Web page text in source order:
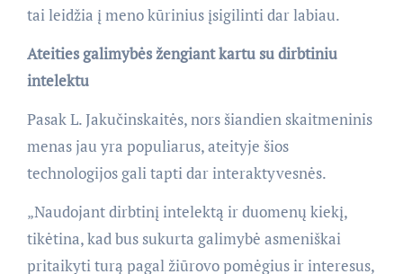
tai leidžia į meno kūrinius įsigilinti dar labiau.
Ateities galimybės žengiant kartu su dirbtiniu
intelektu
Pasak L. Jakučinskaitės, nors šiandien skaitmeninis
menas jau yra populiarus, ateityje šios
technologijos gali tapti dar interaktyvesnės.
„Naudojant dirbtinį intelektą ir duomenų kiekį,
tikėtina, kad bus sukurta galimybė asmeniškai
pritaikyti turą pagal žiūrovo pomėgius ir interesus,